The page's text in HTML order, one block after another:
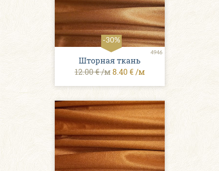
-30%
4946
Шторная ткань
12.00 € /м 8.40 € /м